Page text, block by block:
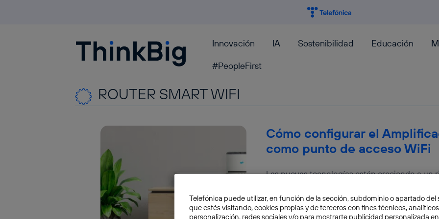
Blogthinkbig.com Innovación IA Sostenibilidad Educación
#PeopleFirst
ROUTER SMART WIFI
Cómo configurar el
como punto de acceso WiFi
Las nuevas tecnologías están creciendo a un
momentos, nos encontramos en plena
conectividad, que...
Alejandro Nido Jiménez
Telefónica puede utilizar, en función de la sección, subdominio o apartado del
que estés visitando, cookies propias y de terceros con fines técnicos,
personalización, redes sociales y/o para mostrarte publicidad personalizada